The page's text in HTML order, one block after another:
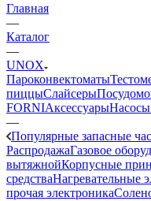
Главная
—
Каталог
—
UNOX
Пароконвектоматы
пиццыСлайсеры
FORNIАксессуарыНасосы
—
Популярные запасные
РаспродажаГазовое
вытяжнойКорпусные
средстваНагревательные
прочая электроника